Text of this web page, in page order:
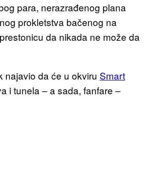
para, nerazrađenog plana
prokletstva bačenog na
da nikada ne može da
najavio da će u okviru Smart
i tunela – a sada, fanfare –